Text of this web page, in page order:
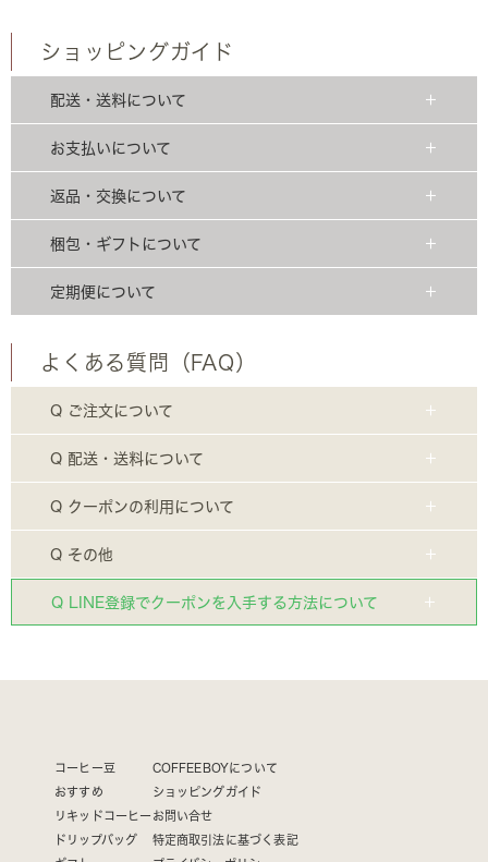
ショッピングガイド
配送・送料について
お支払いについて
返品・交換について
梱包・ギフトについて
定期便について
よくある質問（FAQ）
Q ご注文について
Q 配送・送料について
Q クーポンの利用について
Q その他
Q LINE登録でクーポンを入手する方法について
コーヒー豆
おすすめ
リキッドコーヒー
ドリップバッグ
COFFEEBOYについて
ショッピングガイド
お問い合せ
特定商取引法に基づく表記